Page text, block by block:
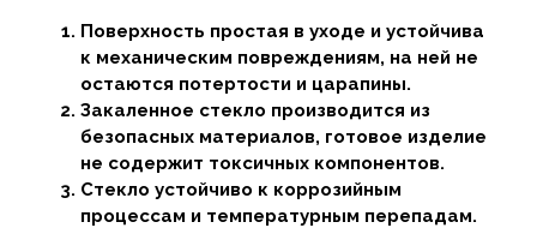
Поверхность простая в уходе и устойчива
к механическим повреждениям, на ней не
остаются потертости и царапины.
Закаленное стекло производится из
безопасных материалов, готовое изделие
не содержит токсичных компонентов.
Стекло устойчиво к коррозийным
процессам и температурным перепадам.